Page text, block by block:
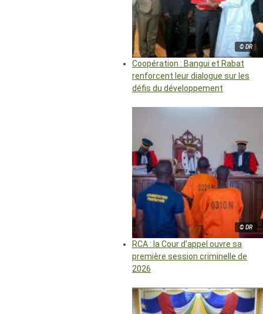
© DR
Coopération : Bangui et Rabat
renforcent leur dialogue sur les
défis du développement
© DR
RCA : la Cour d’appel ouvre sa
première session criminelle de
2026